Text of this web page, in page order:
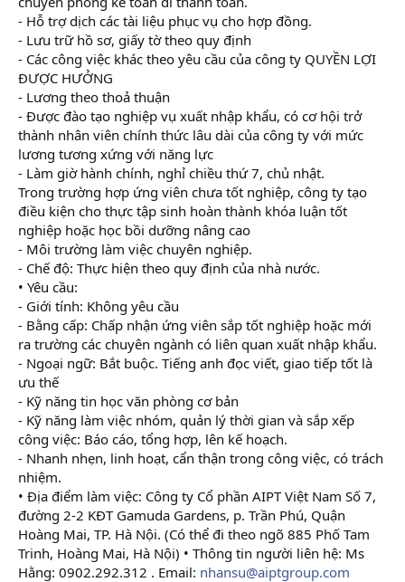
- Hỗ trợ dịch các tài liệu phục vụ cho hợp đồng.
- Lưu trữ hồ sơ, giấy tờ theo quy định
- Các công việc khác theo yêu cầu của công ty QUYỀN LỢI
ĐƯỢC HƯỞNG
- Lương theo thoả thuận
- Được đào tạo nghiệp vụ xuất nhập khẩu, có cơ hội trở
thành nhân viên chính thức lâu dài của công ty với mức
lương tương xứng với năng lực
- Làm giờ hành chính, nghỉ chiều thứ 7, chủ nhật.
Trong trường hợp ứng viên chưa tốt nghiệp, công ty tạo
điều kiện cho thực tập sinh hoàn thành khóa luận tốt
nghiệp hoặc học bồi dưỡng nâng cao
- Môi trường làm việc chuyên nghiệp.
- Chế độ: Thực hiện theo quy định của nhà nước.
• Yêu cầu:
- Giới tính: Không yêu cầu
- Bằng cấp: Chấp nhận ứng viên sắp tốt nghiệp hoặc mới
ra trường các chuyên ngành có liên quan xuất nhập khẩu.
- Ngoại ngữ: Bắt buộc. Tiếng anh đọc viết, giao tiếp tốt là
ưu thế
- Kỹ năng tin học văn phòng cơ bản
- Kỹ năng làm việc nhóm, quản lý thời gian và sắp xếp
công việc: Báo cáo, tổng hợp, lên kế hoạch.
- Nhanh nhẹn, linh hoạt, cẩn thận trong công việc, có trách
nhiệm.
• Địa điểm làm việc: Công ty Cổ phần AIPT Việt Nam Số 7,
đường 2-2 KĐT Gamuda Gardens, p. Trần Phú, Quận
Hoàng Mai, TP. Hà Nội. (Có thể đi theo ngõ 885 Phố Tam
Trinh, Hoàng Mai, Hà Nội) • Thông tin người liên hệ: Ms
Hằng: 0902.292.312 . Email: nhansu@aiptgroup.com